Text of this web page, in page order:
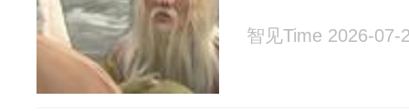
智见Time 2026-07-